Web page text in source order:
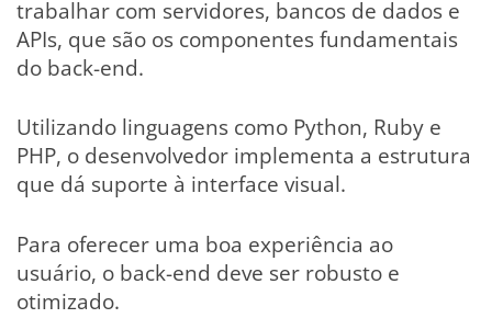
trabalhar com servidores, bancos de dados e
APIs, que são os componentes fundamentais
do back-end.
Utilizando linguagens como Python, Ruby e
PHP, o desenvolvedor implementa a estrutura
que dá suporte à interface visual.
Para oferecer uma boa experiência ao
usuário, o back-end deve ser robusto e
otimizado.